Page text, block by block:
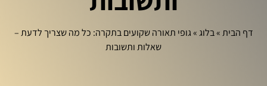
דף הבית»בלוג»גופי תאורה שקועים בתקרה: כל מה שצריך לדעת –
שאלות ותשובות